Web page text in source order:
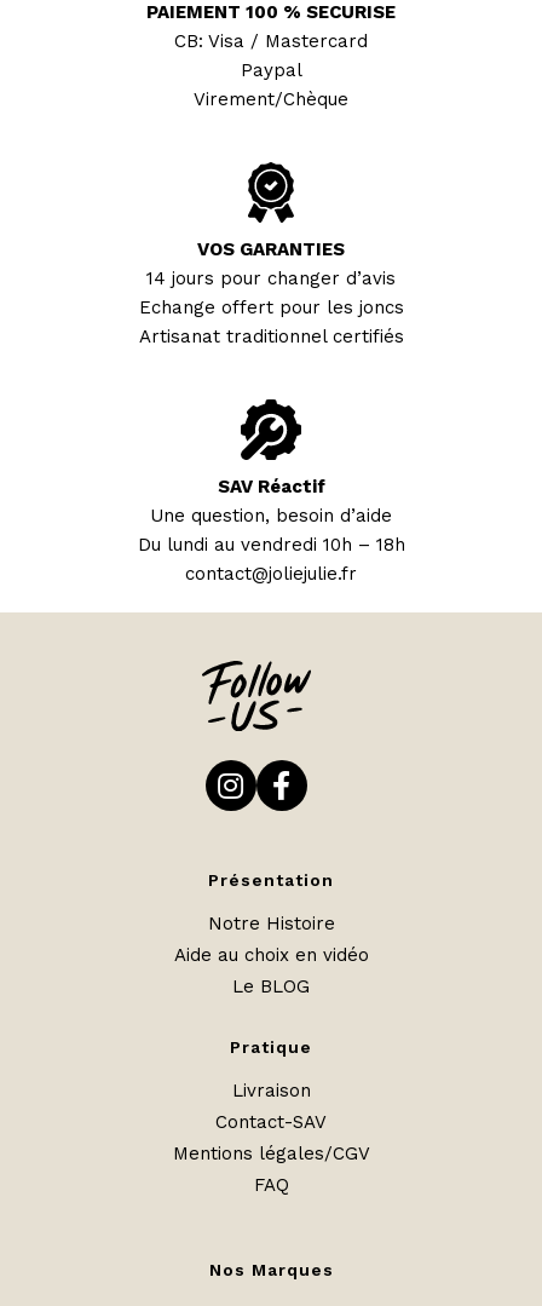
PAIEMENT 100 % SECURISE
CB: Visa / Mastercard
Paypal
Virement/Chèque
VOS GARANTIES
14 jours pour changer d’avis
Echange offert pour les joncs
Artisanat traditionnel certifiés
SAV Réactif
Une question, besoin d’aide
Du lundi au vendredi 10h – 18h
contact@joliejulie.fr
Présentation
Notre Histoire
Aide au choix en vidéo
Le BLOG
Pratique
Livraison
Contact-SAV
Mentions légales/CGV
FAQ
Nos Marques